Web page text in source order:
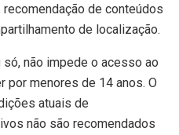
de conteúdos
de localização.
só, não impede o acesso ao
por menores de 14 anos. O
atuais de
não são recomendados